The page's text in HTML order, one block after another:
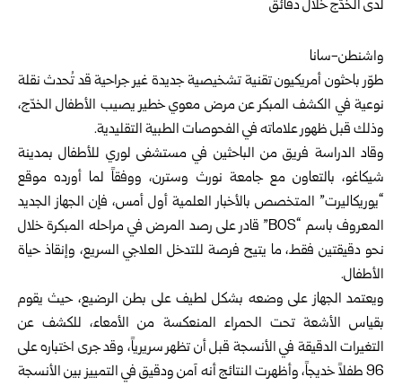
واشنطن-سانا
طوّر باحثون أمريكيون تقنية تشخيصية جديدة غير جراحية قد تُحدث نقلة
نوعية في الكشف المبكر عن مرض معوي خطير يصيب الأطفال الخدّج،
وذلك قبل ظهور علاماته في الفحوصات الطبية التقليدية.
وقاد الدراسة فريق من الباحثين في مستشفى لوري للأطفال بمدينة
شيكاغو، بالتعاون مع جامعة نورث وسترن، ووفقاً لما أورده موقع
“يوريكاليرت” المتخصص بالأخبار العلمية أول أمس، فإن الجهاز الجديد
المعروف باسم “BOS” قادر على رصد المرض في مراحله المبكرة خلال
نحو دقيقتين فقط، ما يتيح فرصة للتدخل العلاجي السريع، وإنقاذ حياة
الأطفال.
ويعتمد الجهاز على وضعه بشكل لطيف على بطن الرضيع، حيث يقوم
بقياس الأشعة تحت الحمراء المنعكسة من الأمعاء، للكشف عن
التغيرات الدقيقة في الأنسجة قبل أن تظهر سريرياً، وقد جرى اختباره على
96 طفلاً خديجاً، وأظهرت النتائج أنه آمن ودقيق في التمييز بين الأنسجة